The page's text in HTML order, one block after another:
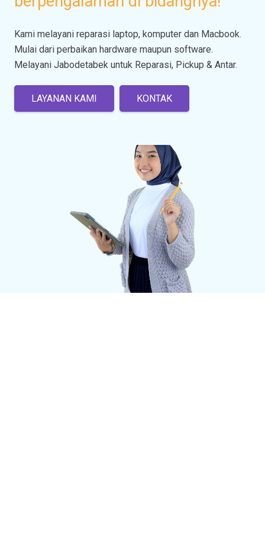
Kami melayani reparasi laptop, komputer dan Macbook.
Mulai dari perbaikan hardware maupun software.
Melayani Jabodetabek untuk Reparasi, Pickup & Antar.
LAYANAN KAMI KONTAK